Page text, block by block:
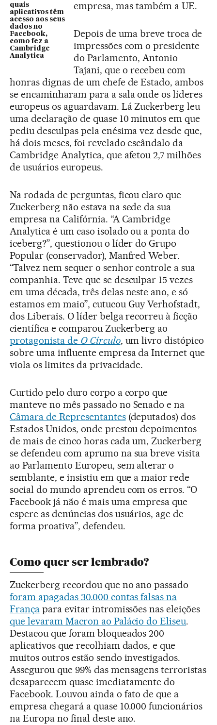
quais
aplicativos têm
acesso aos seus
dados no
Facebook,
como fez a
Cambridge
Analytica
empresa, mas também a UE.
Depois de uma breve troca de
impressões com o presidente
do Parlamento, Antonio
Tajani, que o recebeu com
honras dignas de um chefe de Estado, ambos
se encaminharam para a sala onde os líderes
europeus os aguardavam. Lá Zuckerberg leu
uma declaração de quase 10 minutos em que
pediu desculpas pela enésima vez desde que,
há dois meses, foi revelado escândalo da
Cambridge Analytica, que afetou 2,7 milhões
de usuários europeus.
Na rodada de perguntas, ficou claro que
Zuckerberg não estava na sede da sua
empresa na Califórnia. “A Cambridge
Analytica é um caso isolado ou a ponta do
iceberg?”, questionou o líder do Grupo
Popular (conservador), Manfred Weber.
“Talvez nem sequer o senhor controle a sua
companhia. Teve que se desculpar 15 vezes
em uma década, três delas neste ano, e só
estamos em maio”, cutucou Guy Verhofstadt,
dos Liberais. O líder belga recorreu à ficção
científica e comparou Zuckerberg ao
protagonista de O Círculo, um livro distópico
sobre uma influente empresa da Internet que
viola os limites da privacidade.
Curtido pelo duro corpo a corpo que
manteve no mês passado no Senado e na
Câmara de Representantes(deputados) dos
Estados Unidos, onde prestou depoimentos
de mais de cinco horas cada um, Zuckerberg
se defendeu com aprumo na sua breve visita
ao Parlamento Europeu, sem alterar o
semblante, e insistiu em que a maior rede
social do mundo aprendeu com os erros. “O
Facebook já não é mais uma empresa que
espere as denúncias dos usuários, age de
forma proativa”, defendeu.
Como quer ser lembrado?
Zuckerberg recordou que no ano passado
foram apagadas 30.000 contas falsas na
Françapara evitar intromissões nas eleições
que levaram Macron ao Palácio do Eliseu.
Destacou que foram bloqueados 200
aplicativos que recolhiam dados, e que
muitos outros estão sendo investigados.
Assegurou que 99% das mensagens terroristas
desaparecem quase imediatamente do
Facebook. Louvou ainda o fato de que a
empresa chegará a quase 10.000 funcionários
na Europa no final deste ano.